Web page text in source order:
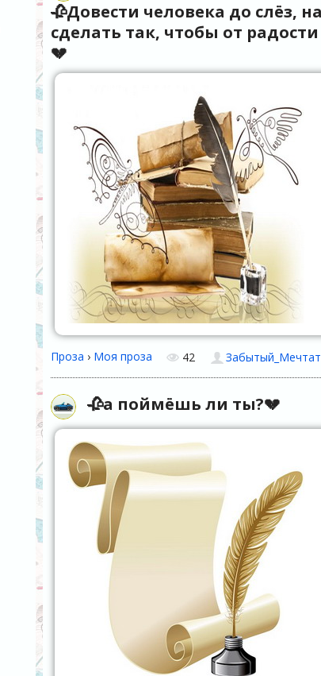
🥀Довести человека до слёз,
сделать так, чтобы от
💔
Проза › Моя проза 42
🥀а поймёшь ли ты?💔